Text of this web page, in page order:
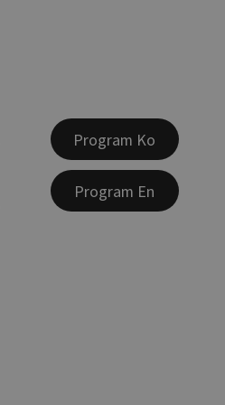
Program Ko
Program En